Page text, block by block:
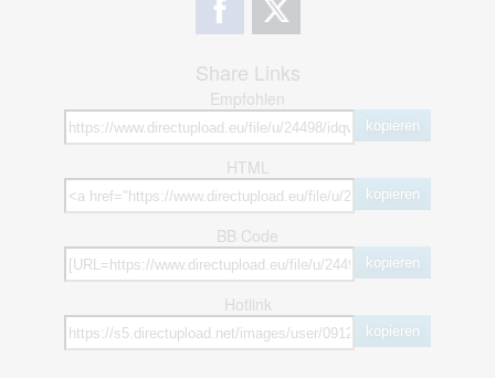
Share Links
Empfohlen
kopieren
HTML
kopieren
BB Code
kopieren
Hotlink
kopieren